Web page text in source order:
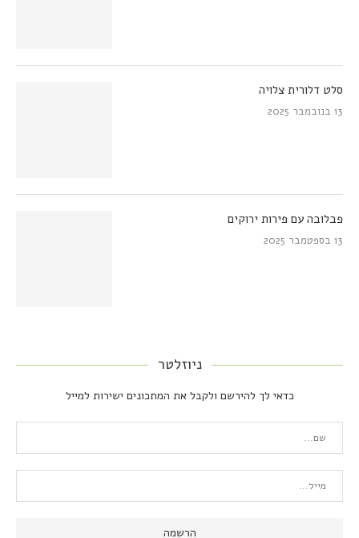
סלט דלורית צלויה
13 בנובמבר 2025
פבלובה עם פירות ירוקים
13 בספטמבר 2025
ניוזלטר
כדאי לך להירשם ולקבל את המתכונים ישירות למייל